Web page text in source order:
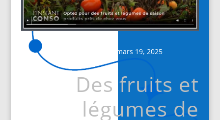
Date de publication : mars 19, 2025
Des fruits et
légumes de